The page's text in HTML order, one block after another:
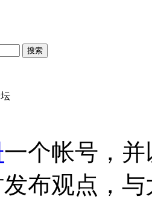
搜索
一个帐号，并
布观点，